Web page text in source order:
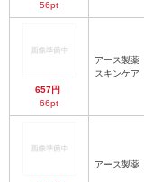
56pt
657円
66pt
アース製薬
スキンケア
アース製薬